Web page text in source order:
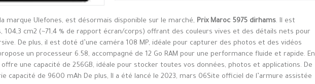
marque Ulefones, est désormais disponible sur le marché, Prix Maroc 5975 dirhams. Il est
104,3 cm2 (~71,4 % de rapport écran/corps) offrant des couleurs vives et des détails nets pour
De plus, il est doté d’une caméra 108 MP, idéale pour capturer des photos et des vidéos
un processeur 6.58, accompagné de 12 Go RAM pour une performance fluide et rapide. En
une capacité de 256GB, idéale pour stocker toutes vos données, photos et applications. De
capacité de 9600 mAh De plus, Il a été lancé le 2023, mars 06Site officiel de l’armure assistée